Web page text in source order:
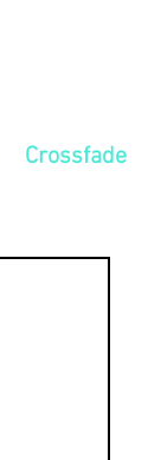
Crossfade